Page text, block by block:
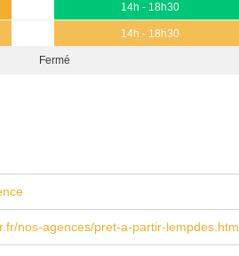
14h - 18h30
14h - 18h30
Fermé
nos-agences/pret-a-partir-lempdes.html